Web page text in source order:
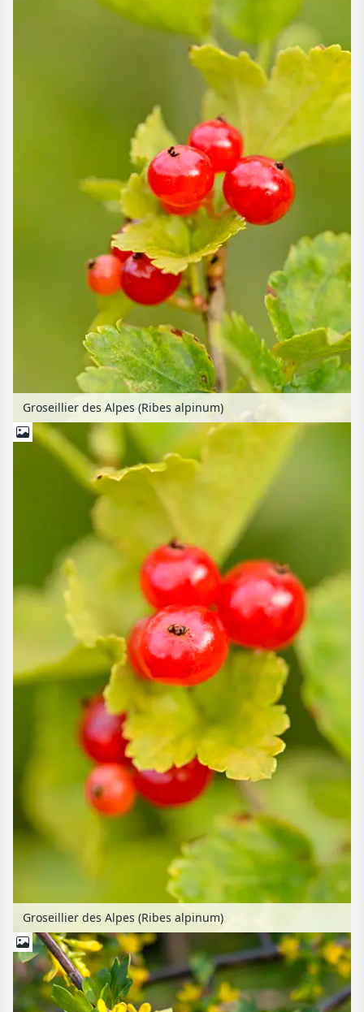
Groseillier des Alpes (Ribes alpinum)
Groseillier des Alpes (Ribes alpinum)